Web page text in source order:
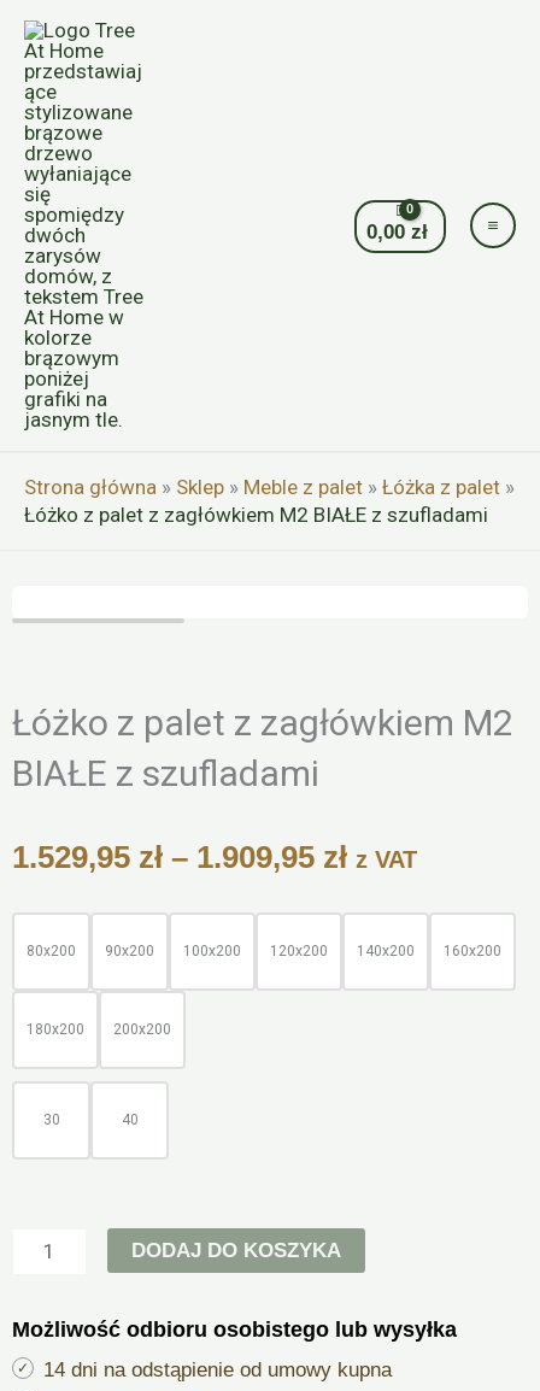
Przejdź
treści
0,00zł
Strona główna » Sklep » Meble z palet » Łóżka z palet »
Łóżko z palet z zagłówkiem M2 BIAŁE z szufladami
Łóżko z palet z zagłówkiem M2
BIAŁE z szufladami
1.529,95 zł – 1.909,95 złZakres
od
1.529,95 zł
do
z VAT
80x200 90x200 100x200 120x200 140x200 160x200
180x200 200x200
30 40
ilość
Łóżko
z
palet
zagłówkiem
DODAJ DO KOSZYKA
Możliwość odbioru osobistego lub wysyłka
14 dni na odstąpienie od umowy kupna